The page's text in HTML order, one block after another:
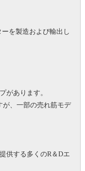
を製造および輸出し
があります。
が、一部の売れ筋モデ
供する多くのR＆Dエ